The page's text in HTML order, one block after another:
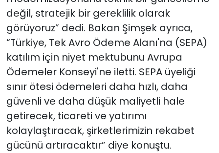
değil, stratejik bir gereklilik olarak
görüyoruz” dedi. Bakan Şimşek ayrıca,
“Türkiye, Tek Avro Ödeme Alanı'na (SEPA)
katılım için niyet mektubunu Avrupa
Ödemeler Konseyi'ne iletti. SEPA üyeliği
sınır ötesi ödemeleri daha hızlı, daha
güvenli ve daha düşük maliyetli hale
getirecek, ticareti ve yatırımı
kolaylaştıracak, şirketlerimizin rekabet
gücünü artıracaktır” diye konuştu.